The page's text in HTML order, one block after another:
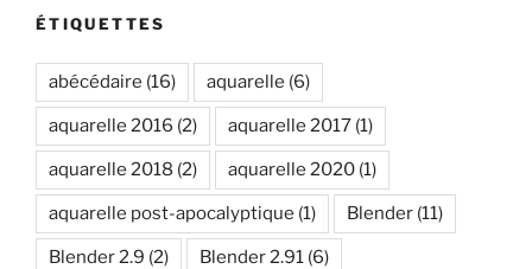
ÉTIQUETTES
abécédaire (16) aquarelle (6)
aquarelle 2016 (2) aquarelle 2017 (1)
aquarelle 2018 (2) aquarelle 2020 (1)
aquarelle post-apocalyptique (1) Blender (11)
Blender 2.9 (2) Blender 2.91 (6)